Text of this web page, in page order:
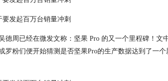
德周已经在微发文称：坚果 Pro 的又一个里程碑！文
罗粉们便开始猜测是否坚果Pro的生产数据达到了一个